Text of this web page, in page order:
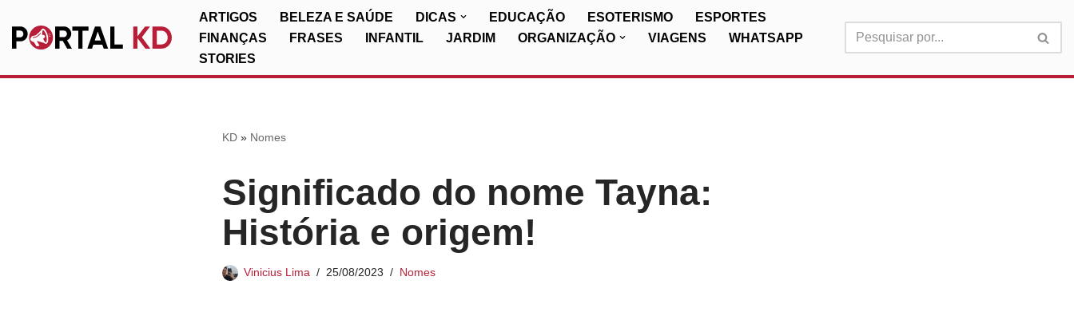
Pular
ARTIGOS BELEZA E SAÚDE DICAS EDUCAÇÃO ESOTERISMO
ESPORTES
FINANÇAS
FRASES INFANTIL JARDIM ORGANIZAÇÃO VIAGENS
WHATSAPP
STORIES
KD» Nomes
Significado do nome Tayna:
História e origem!
Vinicius Lima 25/08/2023 Nomes